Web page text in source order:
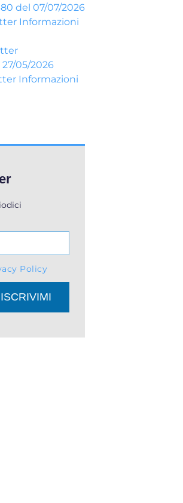
del 07/07/2026
Informazioni
05/2026
Informazioni
Policy
ISCRIVIMI